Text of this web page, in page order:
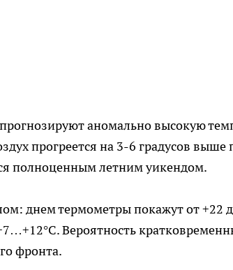
аномально высокую
прогреется на 3-6 градусов
полноценным летним уикендом.
днем термометры покажут от +22
Вероятность
фронта.